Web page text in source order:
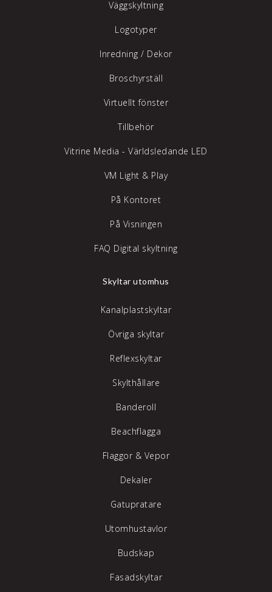
Väggskyltning
Logotyper
Inredning / Dekor
Broschyrställ
Virtuellt fönster
Tillbehör
Vitrine Media - Världsledande LED
VM Light & Play
På Kontoret
På Visningen
FAQ Digital skyltning
Skyltar utomhus
Kanalplastskyltar
Övriga skyltar
Reflexskyltar
Skylthållare
Banderoll
Beachflagga
Flaggor & Vepor
Dekaler
Gatupratare
Utomhustavlor
Budskap
Fasadskyltar